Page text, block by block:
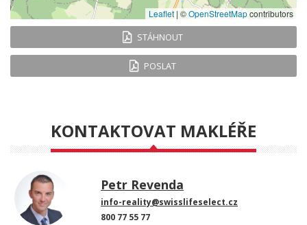
Leaflet | ©OpenStreetMapcontributors
STÁHNOUT
POSLAT
KONTAKTOVAT MAKLÉŘE
Petr Revenda
info-reality@swisslifeselect.cz
800 77 55 77